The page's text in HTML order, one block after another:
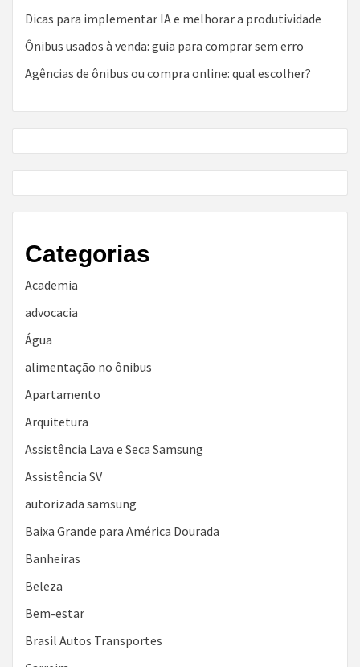
Dicas para implementar IA e melhorar a produtividade
Ônibus usados à venda: guia para comprar sem erro
Agências de ônibus ou compra online: qual escolher?
Categorias
Academia
advocacia
Água
alimentação no ônibus
Apartamento
Arquitetura
Assistência Lava e Seca Samsung
Assistência SV
autorizada samsung
Baixa Grande para América Dourada
Banheiras
Beleza
Bem-estar
Brasil Autos Transportes